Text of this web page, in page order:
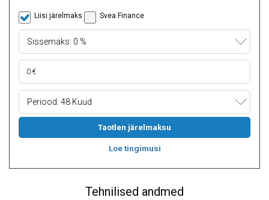
Liisi järelmaks Svea Finance
Sissemaks: 0 %
Periood: 48 Kuud
Taotlen järelmaksu
Loe tingimusi
Tehnilised andmed